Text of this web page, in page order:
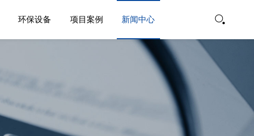
环保设备 项目案例 新闻中心